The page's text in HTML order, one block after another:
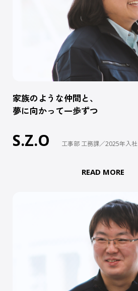
家族のような仲間と、
夢に向かって一歩ずつ
S.Z.O 工事部 工務課／2025年入社
READ MORE